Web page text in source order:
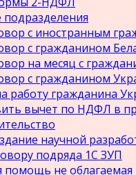
с иностранным
с гражданином
на месяц с
с гражданином
работу гражданина
вычет по НДФЛ в
научной
подряда 1С ЗУП
помощь не